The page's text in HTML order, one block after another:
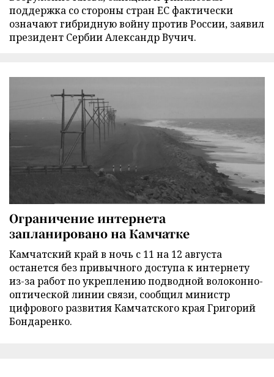
поддержка со стороны стран ЕС фактически
означают гибридную войну против России, заявил
президент Сербии Александр Вучич.
Ограничение интернета
запланировано на Камчатке
Камчатский край в ночь с 11 на 12 августа
останется без привычного доступа к интернету
из-за работ по укреплению подводной волоконно-
оптической линии связи, сообщил министр
цифрового развития Камчатского края Григорий
Бондаренко.